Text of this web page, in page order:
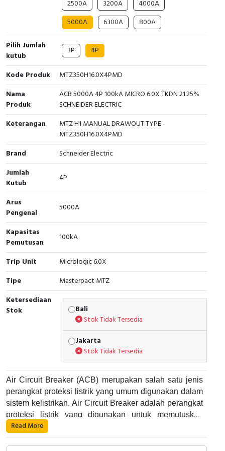
Cable Operated Switch
Signalling Columns
Safety Sensors
Pressure Switch
Ultrasonic & Rotary Encoder
Inductive Sensors
Photoelectric
Cam Switch
RFID
Capacitive Sensors
Safety Switch
Radio Frequency
2500A
3200A
4000A
5000A
6300A
800A
Pilih Jumlah
kutub
3P 4P
Kode Produk
MTZ350H16.0X4PMD
Nama
Produk
ACB 5000A 4P 100kA MICRO 6.0X TKDN 21.25%
SCHNEIDER ELECTRIC
Keterangan
MTZ H1 MANUAL DRAWOUT TYPE -
MTZ350H16.0X4PMD
Brand
Schneider Electric
Jumlah
Kutub
4P
Arus
Pengenal
5000A
Kapasitas
Pemutusan
100kA
Trip Unit
Micrologic 6.0X
Tipe
Masterpact MTZ
Ketersediaan
Stok
Bali
Stok Tidak Tersedia
Jakarta
Stok Tidak Tersedia
Air Circuit Breaker (ACB) merupakan salah satu jenis
perangkat proteksi listrik yang umum digunakan dalam
sistem kelistrikan. Air Circuit Breaker adalah perangkat
proteksi listrik yang digunakan untuk memutuskan
aliran listrik pada suatu rangkaian listrik saat terjadi
gangguan atau kelebihan arus. Alat ini umumnya
digunakan di dalam panel listrik industri dan dapat
Air Circuit Breaker bekerja dengan cara memutuskan
aliran listrik pada suatu rangkaian listrik saat terjadi
Read More